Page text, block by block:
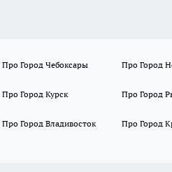
Про Город Чебоксары Про Город
Про Город Курск Про Город
Про Город Владивосток Про Город